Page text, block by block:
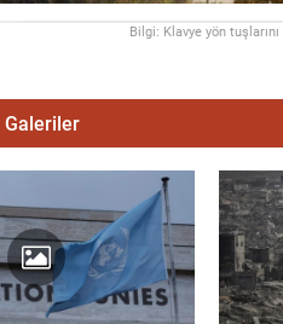
Bilgi: Klavye yön
Galeriler